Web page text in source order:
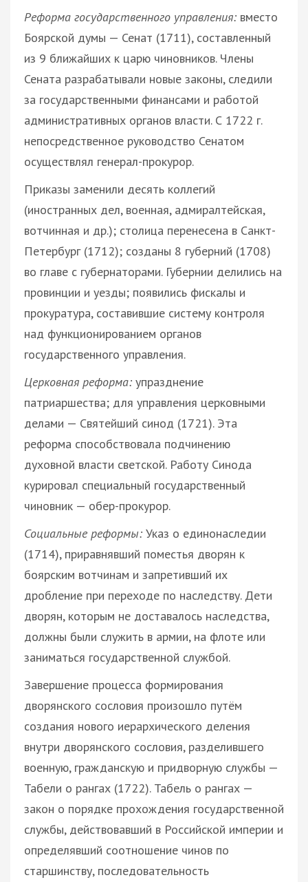
Реформа государственного управления: вместо
Боярской думы — Сенат (1711), составленный
из 9 ближайших к царю чиновников. Члены
Сената разрабатывали новые законы, следили
за государственными финансами и работой
административных органов власти. С 1722 г.
непосредственное руководство Сенатом
осуществлял генерал-прокурор.
Приказы заменили десять коллегий
(иностранных дел, военная, адмиралтейская,
вотчинная и др.); столица перенесена в Санкт-
Петербург (1712); созданы 8 губерний (1708)
во главе с губернаторами. Губернии делились на
провинции и уезды; появились фискалы и
прокуратура, составившие систему контроля
над функционированием органов
государственного управления.
Церковная реформа: упразднение
патриаршества; для управления церковными
делами — Святейший синод (1721). Эта
реформа способствовала подчинению
духовной власти светской. Работу Синода
курировал специальный государственный
чиновник — обер-прокурор.
Социальные реформы: Указ о единонаследии
(1714), приравнявший поместья дворян к
боярским вотчинам и запретивший их
дробление при переходе по наследству. Дети
дворян, которым не доставалось наследства,
должны были служить в армии, на флоте или
заниматься государственной службой.
Завершение процесса формирования
дворянского сословия произошло путём
создания нового иерархического деления
внутри дворянского сословия, разделившего
военную, гражданскую и придворную службы —
Табели о рангах (1722). Табель о рангах —
закон о порядке прохождения государственной
службы, действовавший в Российской империи и
определявший соотношение чинов по
старшинству, последовательность